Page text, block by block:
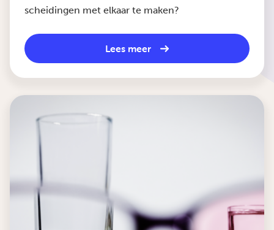
scheidingen met elkaar te maken?
Lees meer